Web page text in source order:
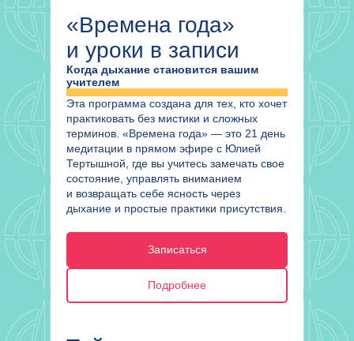
«Времена года»
и уроки в записи
Когда дыхание становится вашим
учителем
Эта программа создана для тех, кто хочет
практиковать без мистики и сложных
терминов. «Времена года» — это 21 день
медитации в прямом эфире с Юлией
Тертышной, где вы учитесь замечать свое
состояние, управлять вниманием
и возвращать себе ясность через
дыхание и простые практики присутствия.
Записаться
Подробнее